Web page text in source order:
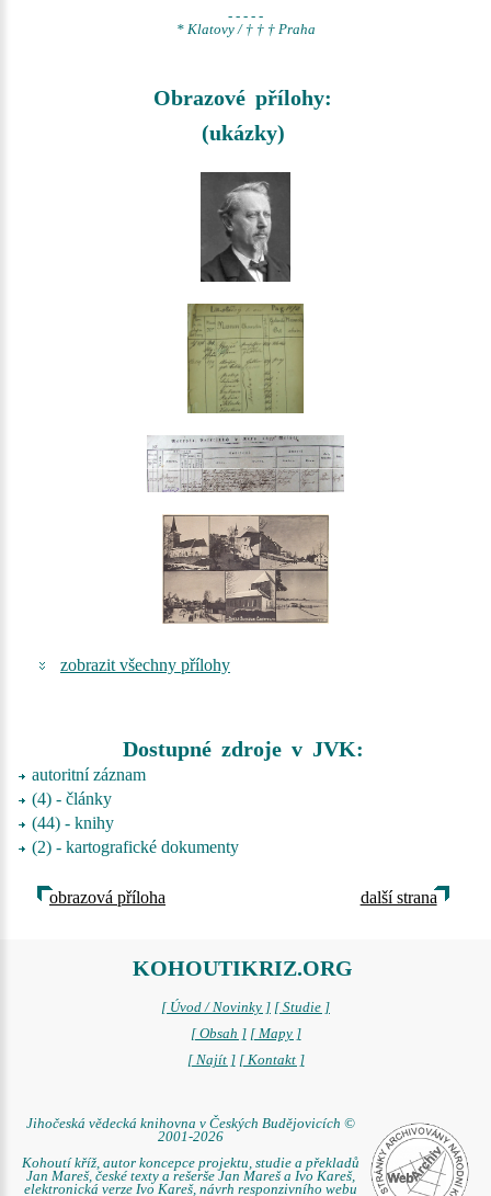
- - - - -
* Klatovy / † † † Praha
Obrazové přílohy:
(ukázky)
zobrazit všechny přílohy
Dostupné zdroje v JVK:
autoritní záznam
(4) - články
(44) - knihy
(2) - kartografické dokumenty
obrazová příloha další strana
KOHOUTIKRIZ.ORG
[ Úvod / Novinky ] [ Studie ]
[ Obsah ] [ Mapy ]
[ Najít ] [ Kontakt ]
Jihočeská vědecká knihovna v Českých Budějovicích ©
2001-2026
Kohoutí kříž, autor koncepce projektu, studie a překladů
Jan Mareš, české texty a rešerše Jan Mareš a Ivo Kareš,
elektronická verze Ivo Kareš, návrh responzivního webu